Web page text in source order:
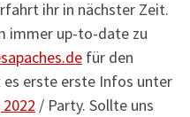
ihr in nächster Zeit.
immer up-to-date zu
für den
erste erste Infos unter
/ Party. Sollte uns